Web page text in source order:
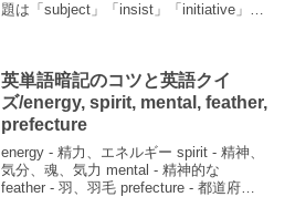
題は「subject」「insist」「initiative」
英単語暗記のコツと英語クイ
ズ/energy, spirit, mental, feather,
prefecture
energy - 精力、エネルギー spirit - 精神、
気分、魂、気力 mental - 精神的な
feather - 羽、羽毛 prefecture - 都道府県